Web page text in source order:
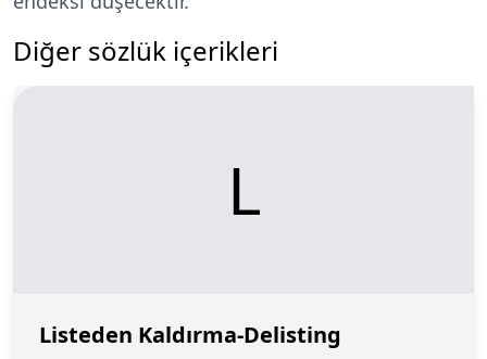
Diğer sözlük içerikleri
L
Listeden Kaldırma-Delisting